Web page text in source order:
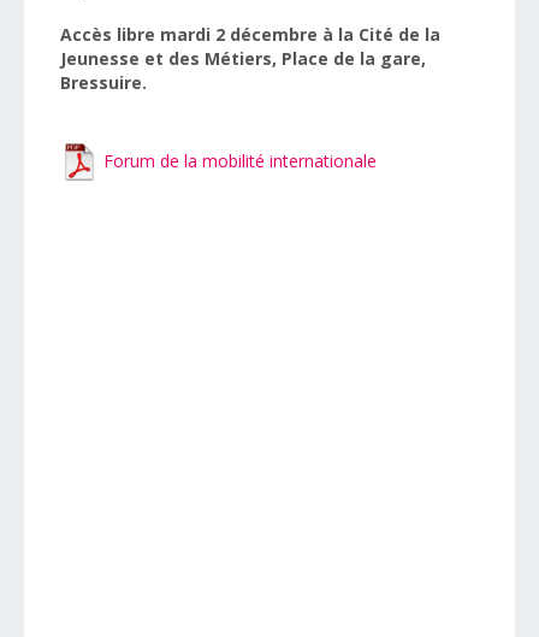
Accès libre mardi 2 décembre à la Cité de la
Jeunesse et des Métiers, Place de la gare,
Bressuire.
Forum de la mobilité internationale